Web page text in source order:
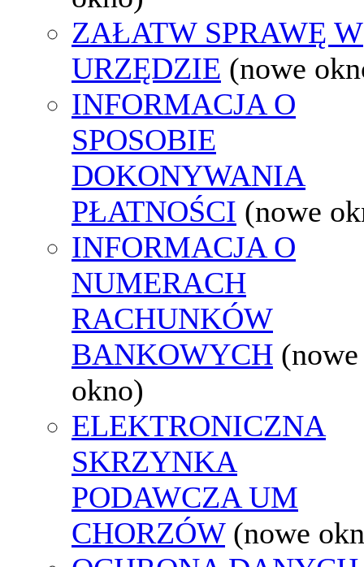
ZAŁATW SPRAWĘ W
URZĘDZIE (nowe
INFORMACJA O
SPOSOBIE
DOKONYWANIA
PŁATNOŚCI (nowe
INFORMACJA O
NUMERACH
RACHUNKÓW
BANKOWYCH (nowe
okno)
ELEKTRONICZNA
SKRZYNKA
PODAWCZA UM
CHORZÓW (nowe